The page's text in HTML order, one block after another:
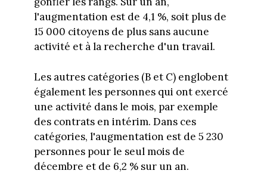
l'augmentation est de 4,1 %, soit plus de
15 000 citoyens de plus sans aucune
activité et à la recherche d'un travail.
Les autres catégories (B et C) englobent
également les personnes qui ont exercé
une activité dans le mois, par exemple
des contrats en intérim. Dans ces
catégories, l'augmentation est de 5 230
personnes pour le seul mois de
décembre et de 6,2 % sur un an.